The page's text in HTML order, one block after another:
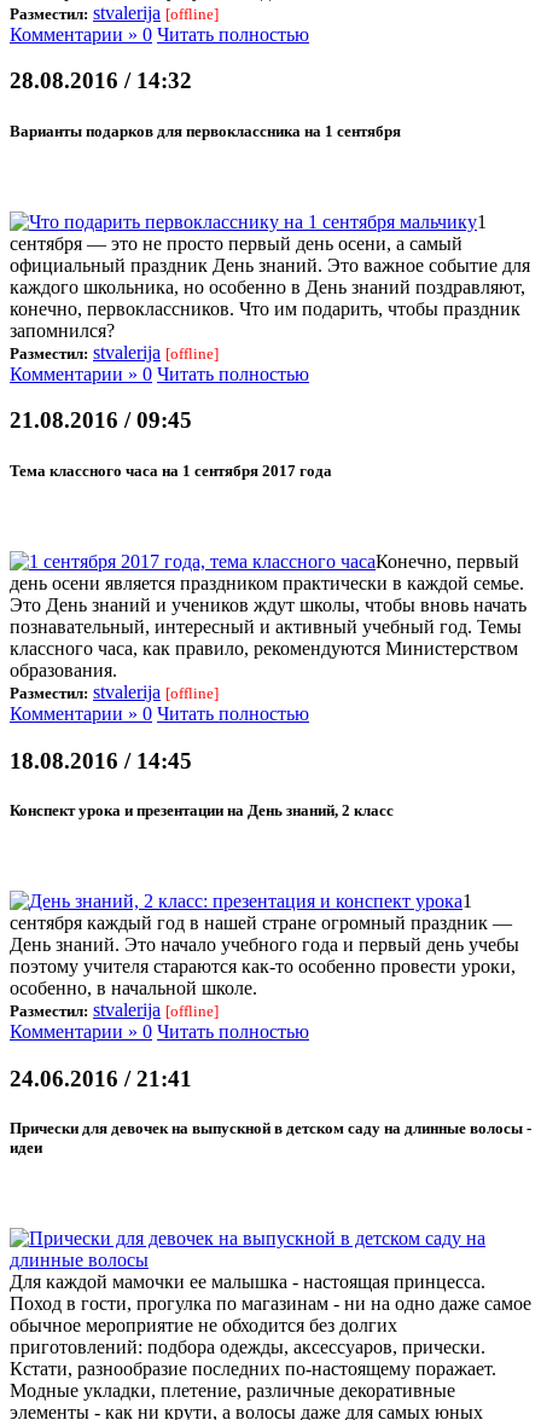
Разместил: stvalerija [offline]
Комментарии » 0 Читать полностью
28.08.2016 / 14:32
Варианты подарков для первоклассника на 1 сентября
1
сентября — это не просто первый день осени, а самый
официальный праздник День знаний. Это важное событие для
каждого школьника, но особенно в День знаний поздравляют,
конечно, первоклассников. Что им подарить, чтобы праздник
запомнился?
Разместил: stvalerija [offline]
Комментарии » 0 Читать полностью
21.08.2016 / 09:45
Тема классного часа на 1 сентября 2017 года
Конечно, первый
день осени является праздником практически в каждой семье.
Это День знаний и учеников ждут школы, чтобы вновь начать
познавательный, интересный и активный учебный год. Темы
классного часа, как правило, рекомендуются Министерством
образования.
Разместил: stvalerija [offline]
Комментарии » 0 Читать полностью
18.08.2016 / 14:45
Конспект урока и презентации на День знаний, 2 класс
1
сентября каждый год в нашей стране огромный праздник —
День знаний. Это начало учебного года и первый день учебы
поэтому учителя стараются как-то особенно провести уроки,
особенно, в начальной школе.
Разместил: stvalerija [offline]
Комментарии » 0 Читать полностью
24.06.2016 / 21:41
Прически для девочек на выпускной в детском саду на длинные волосы -
идеи
Для каждой мамочки ее малышка - настоящая принцесса.
Поход в гости, прогулка по магазинам - ни на одно даже самое
обычное мероприятие не обходится без долгих
приготовлений: подбора одежды, аксессуаров, прически.
Кстати, разнообразие последних по-настоящему поражает.
Модные укладки, плетение, различные декоративные
элементы - как ни крути, а волосы даже для самых юных